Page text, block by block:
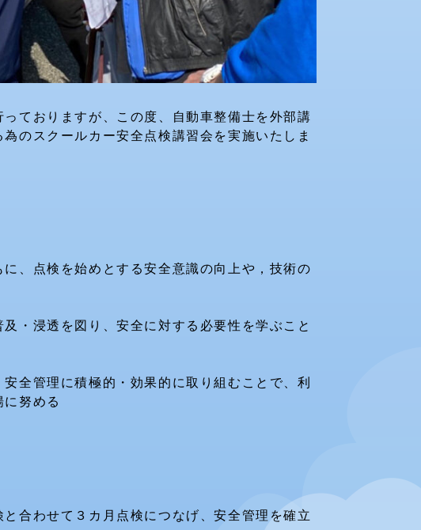
ておりますが、この度、自動車整備士を外部講
のスクールカー安全点検講習会を実施いたしま
、点検を始めとする安全意識の向上や，技術の
・浸透を図り、安全に対する必要性を学ぶこと
全管理に積極的・効果的に取り組むことで、利
努める
合わせて３カ月点検につなげ、安全管理を確立